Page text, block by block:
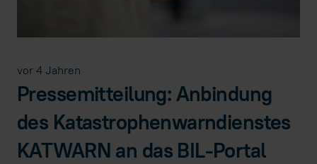
vor 4 Jahren
Pressemitteilung: Anbindung
des Katastrophenwarndienstes
KATWARN an das BIL-Portal